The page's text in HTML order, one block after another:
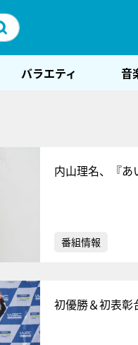
バラエティ 音
内山理名、『あ
番組情報
初優勝＆初表彰